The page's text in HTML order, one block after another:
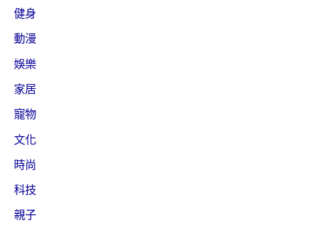
健身
動漫
娛樂
家居
寵物
文化
時尚
科技
親子